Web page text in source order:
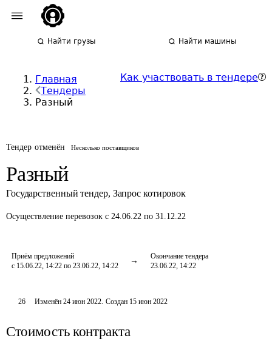
Найти грузы Найти машины
Главная
Тендеры
Разный
Как участвовать в тендере
Тендер отменён Несколько поставщиков
Разный
Государственный тендер, Запрос котировок
Осуществление перевозок с 24.06.22 по 31.12.22
Приём предложений
с 15.06.22, 14:22 по 23.06.22, 14:22
Окончание тендера
23.06.22, 14:22
26 Изменён24 июн 2022. Создан 15 июн 2022
Стоимость контракта